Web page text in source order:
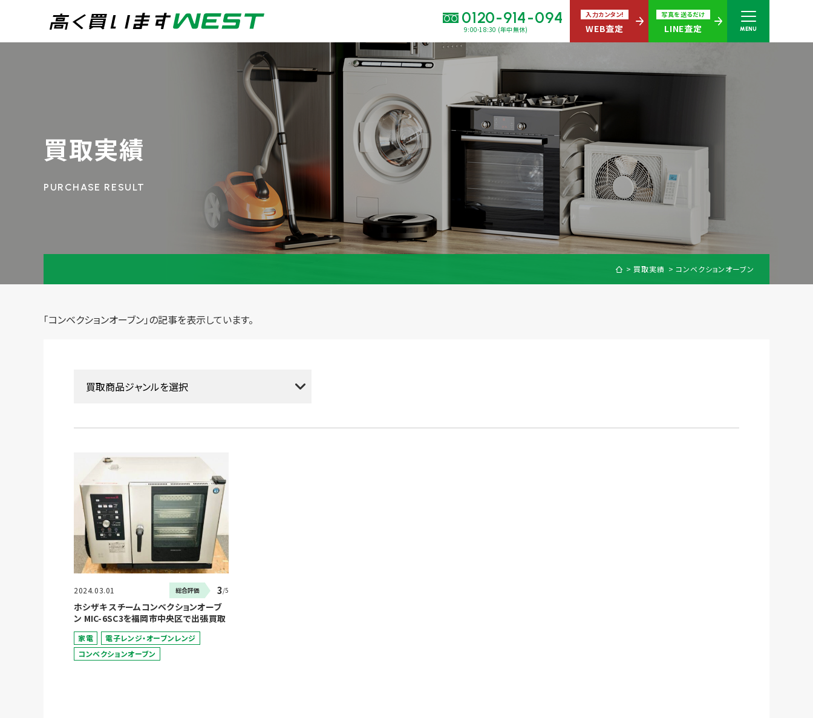
0120-914-094
9:00-18:30 (年中無休)
入力カンタン!
WEB査定
写真を送るだけ
LINE査定 MENU
まずはお気軽にお問い合わせ・査定をご依頼ください
0120-914-094 9:00〜18:30(年中無休)
買取に関する質問や相談もすぐにできて便利
簡単操作！ LINE査定
出張買取
初めての方へ
買取強化ブランド
お客様の声
取り組み
規約・同意書
買取実績
買取実績 コンベクションオーブン
「コンベクションオーブン」の記事を表示しています。
2024.03.01 総合評価 3/5
ホシザキ スチームコンベクションオーブ
ン MIC-6SC3を福岡市中央区で出張買取
家電
電子レンジ・オーブンレンジ
コンベクションオーブン